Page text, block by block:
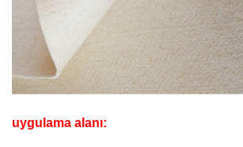
uygulama alanı: